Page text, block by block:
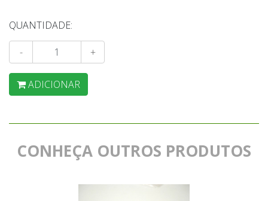
QUANTIDADE:
- +
ADICIONAR
CONHEÇA OUTROS PRODUTOS